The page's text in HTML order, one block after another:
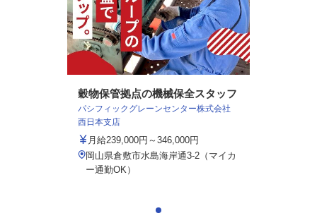
穀物保管拠点の機械保全スタッフ
パシフィックグレーンセンター株式会社
西日本支店
月給239,000円～346,000円
岡山県倉敷市水島海岸通3-2（マイカ
ー通勤OK）